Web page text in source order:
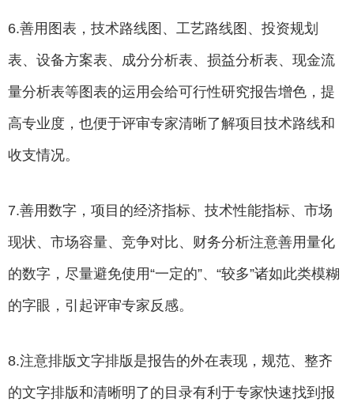
6.善用图表，技术路线图、工艺路线图、投资规划
表、设备方案表、成分分析表、损益分析表、现金流
量分析表等图表的运用会给可行性研究报告增色，提
高专业度，也便于评审专家清晰了解项目技术路线和
收支情况。
7.善用数字，项目的经济指标、技术性能指标、市场
现状、市场容量、竞争对比、财务分析注意善用量化
的数字，尽量避免使用“一定的”、“较多”诸如此类模糊
的字眼，引起评审专家反感。
8.注意排版文字排版是报告的外在表现，规范、整齐
的文字排版和清晰明了的目录有利于专家快速找到报